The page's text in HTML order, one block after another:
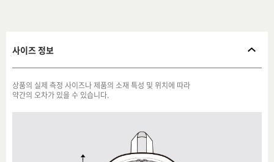
사이즈 정보
상품의 실제 측정 사이즈나 제품의 소재 특성 및 위치에 따라
약간의 오차가 있을 수 있습니다.